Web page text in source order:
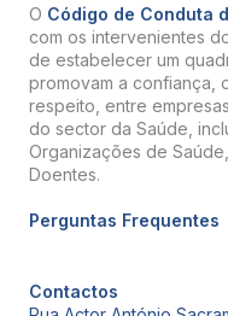
O Código de Conduta
com os intervenientes
de estabelecer um
promovam a confiança,
respeito, entre
do sector da Saúde,
Organizações de
Doentes.
Perguntas Frequentes
Contactos